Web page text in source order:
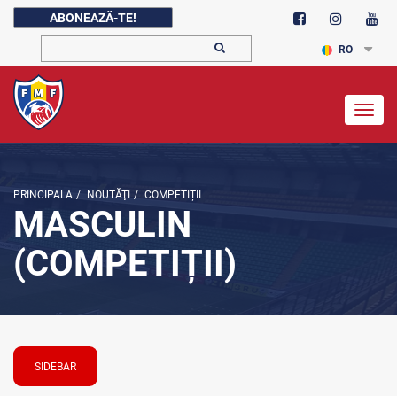
ABONEAZĂ-TE!
RO
PRINCIPALA / NOUTĂŢI / COMPETIȚII
MASCULIN
(COMPETIȚII)
SIDEBAR